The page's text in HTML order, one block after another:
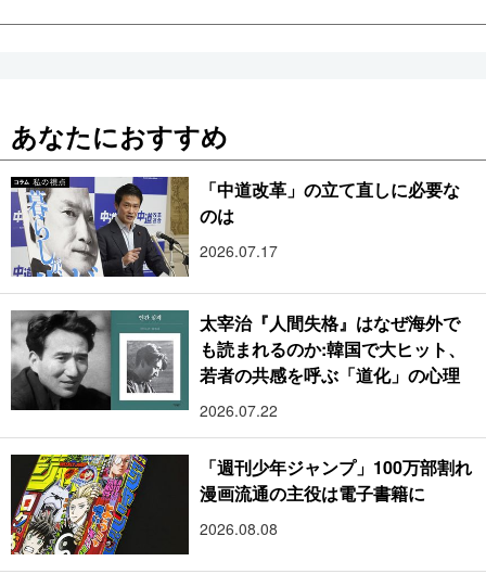
あなたにおすすめ
「中道改革」の立て直しに必要な
のは
2026.07.17
太宰治『人間失格』はなぜ海外で
も読まれるのか:韓国で大ヒット、
若者の共感を呼ぶ「道化」の心理
2026.07.22
「週刊少年ジャンプ」100万部割れ
漫画流通の主役は電子書籍に
2026.08.08